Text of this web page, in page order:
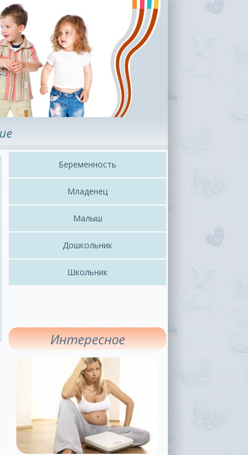
Беременность
Младенец
Малыш
Дошкольник
Школьник
Интересное